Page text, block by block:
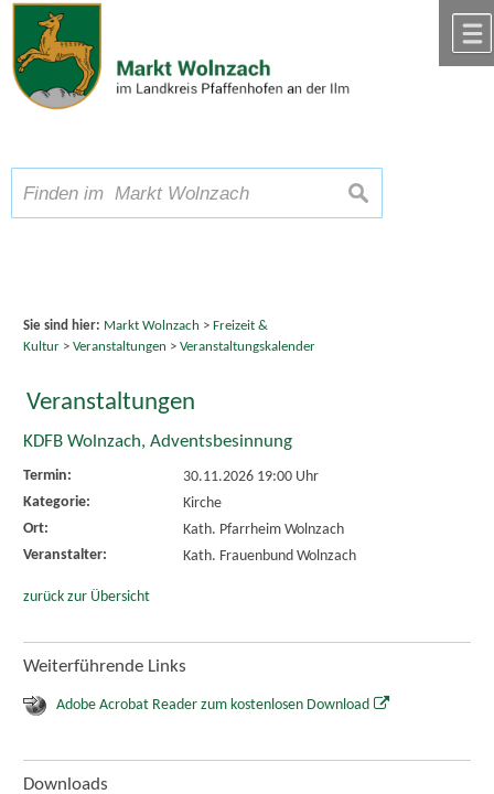
Zum Inhalt,zur Navigation
Schriftgröße A A A suchen
Sie sind hier: Markt Wolnzach > Freizeit &
Kultur> Veranstaltungen > Veranstaltungskalender
Veranstaltungen
KDFB Wolnzach, Adventsbesinnung
Termin:
30.11.2026 19:00 Uhr
Kategorie:
Kirche
Ort:
Kath. Pfarrheim Wolnzach
Veranstalter:
Kath. Frauenbund Wolnzach
zurück zur Übersicht
Weiterführende Links
Adobe Acrobat Reader zum kostenlosen Download
Downloads